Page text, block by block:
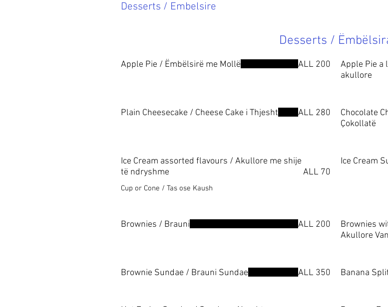
Desserts / Embelsire
Desserts /
Apple Pie / Ëmbëlsirë me Mollë ALL 200
Apple Pie a
akullore
Plain Cheesecake / Cheese Cake i Thjesht ALL 280
Chocolate
Çokollatë
Ice Cream assorted flavours / Akullore me shije
të ndryshme
Cup or Cone / Tas ose Kaush
ALL 70
Ice Cream
Brownies / Brauni ALL 200
Brownies
Akullore
Brownie Sundae / Brauni Sundae ALL 350 Banana